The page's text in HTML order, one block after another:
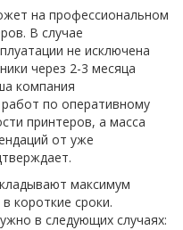
на профессиональном
В случае
не исключена
через 2-3 месяца
компания
по оперативному
принтеров, а масса
от уже
максимум
короткие сроки.
в следующих случаях: